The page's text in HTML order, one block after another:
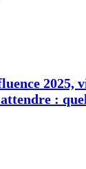
2025,
: